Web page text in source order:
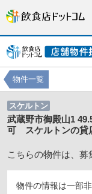
物件一覧
スケルトン
武蔵野市御殿山1
可 スケルトンの貸
こちらの物件は、募
物件の情報は一部